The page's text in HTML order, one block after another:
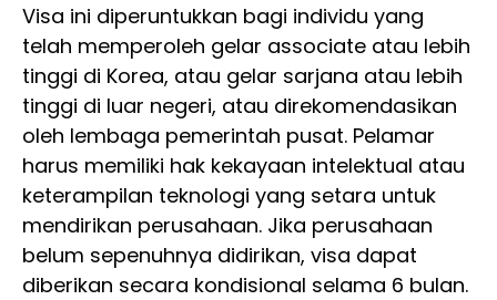
Visa ini diperuntukkan bagi individu yang
telah memperoleh gelar associate atau lebih
tinggi di Korea, atau gelar sarjana atau lebih
tinggi di luar negeri, atau direkomendasikan
oleh lembaga pemerintah pusat. Pelamar
harus memiliki hak kekayaan intelektual atau
keterampilan teknologi yang setara untuk
mendirikan perusahaan. Jika perusahaan
belum sepenuhnya didirikan, visa dapat
diberikan secara kondisional selama 6 bulan.